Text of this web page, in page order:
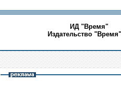
ИД "Время"
Издательство "Время"